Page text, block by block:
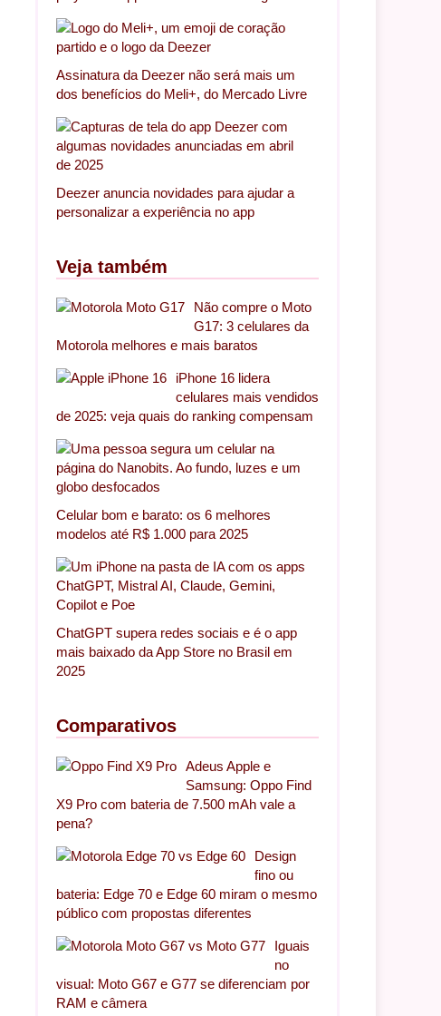
Assinatura da Deezer não será mais um
dos benefícios do Meli+, do Mercado Livre
Deezer anuncia novidades para ajudar a
personalizar a experiência no app
Veja também
Não compre o Moto
G17: 3 celulares da
Motorola melhores e mais baratos
iPhone 16 lidera
celulares mais vendidos
de 2025: veja quais do ranking compensam
Celular bom e barato: os 6 melhores
modelos até R$ 1.000 para 2025
ChatGPT supera redes sociais e é o app
mais baixado da App Store no Brasil em
2025
Comparativos
Adeus Apple e
Samsung: Oppo Find
X9 Pro com bateria de 7.500 mAh vale a
pena?
Design
fino ou
bateria: Edge 70 e Edge 60 miram o mesmo
público com propostas diferentes
Iguais
no
visual: Moto G67 e G77 se diferenciam por
RAM e câmera